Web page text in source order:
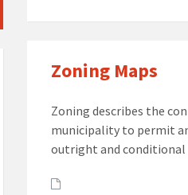
Zoning Maps
Zoning describes the
municipality to permit
outright and conditional
Attachments